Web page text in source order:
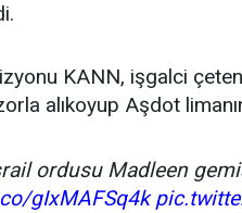
KANN, işgalci
alıkoyup Aşdot
ordusu Madleen
gIxMAFSq4k